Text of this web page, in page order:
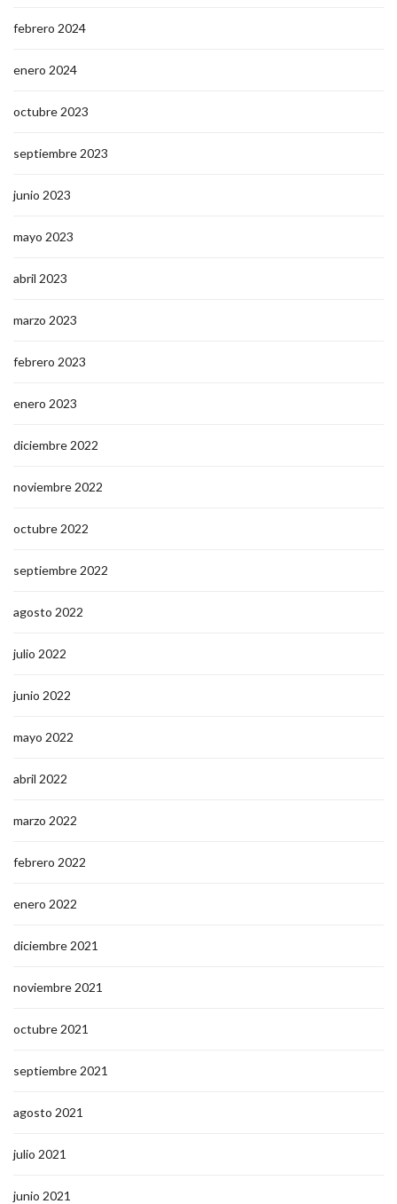
febrero 2024
enero 2024
octubre 2023
septiembre 2023
junio 2023
mayo 2023
abril 2023
marzo 2023
febrero 2023
enero 2023
diciembre 2022
noviembre 2022
octubre 2022
septiembre 2022
agosto 2022
julio 2022
junio 2022
mayo 2022
abril 2022
marzo 2022
febrero 2022
enero 2022
diciembre 2021
noviembre 2021
octubre 2021
septiembre 2021
agosto 2021
julio 2021
junio 2021